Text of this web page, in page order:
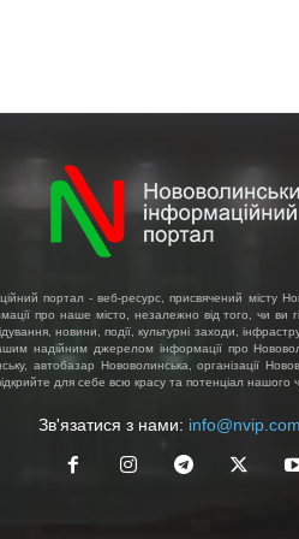
портал - веб-ресурс, присвячений місту
про наше місто, незалежно від того, чи ви
новини, події, культурні заходи,
надійним джерелом інформації про
автобазар Нововолинська, організації
для себе всю красу та потенціал нашого
Зв'язатися з нами: